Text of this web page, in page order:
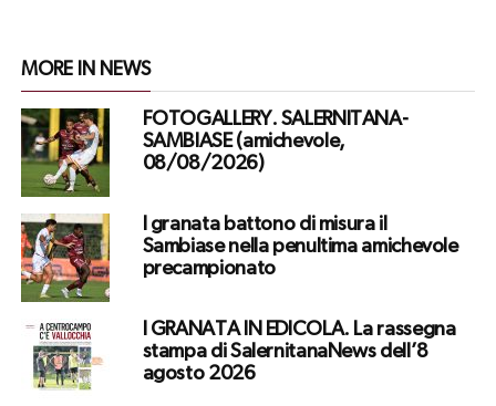
MORE IN NEWS
FOTOGALLERY. SALERNITANA-
SAMBIASE (amichevole,
08/08/2026)
I granata battono di misura il
Sambiase nella penultima amichevole
precampionato
I GRANATA IN EDICOLA. La rassegna
stampa di SalernitanaNews dell’8
agosto 2026